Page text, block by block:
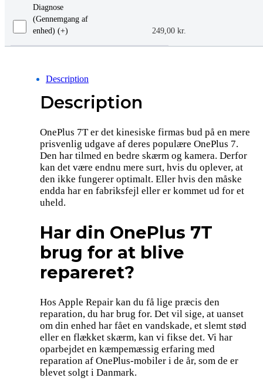
Diagnose
(Gennemgang af
enhed) (+
249,00 kr.
)
Description
Description
OnePlus 7T er det kinesiske firmas bud på en mere
prisvenlig udgave af deres populære OnePlus 7.
Den har tilmed en bedre skærm og kamera. Derfor
kan det være endnu mere surt, hvis du oplever, at
den ikke fungerer optimalt. Eller hvis den måske
endda har en fabriksfejl eller er kommet ud for et
uheld.
Har din OnePlus 7T
brug for at blive
repareret?
Hos Apple Repair kan du få lige præcis den
reparation, du har brug for. Det vil sige, at uanset
om din enhed har fået en vandskade, et slemt stød
eller en flækket skærm, kan vi fikse det. Vi har
oparbejdet en kæmpemæssig erfaring med
reparation af OnePlus-mobiler i de år, som de er
blevet solgt i Danmark.